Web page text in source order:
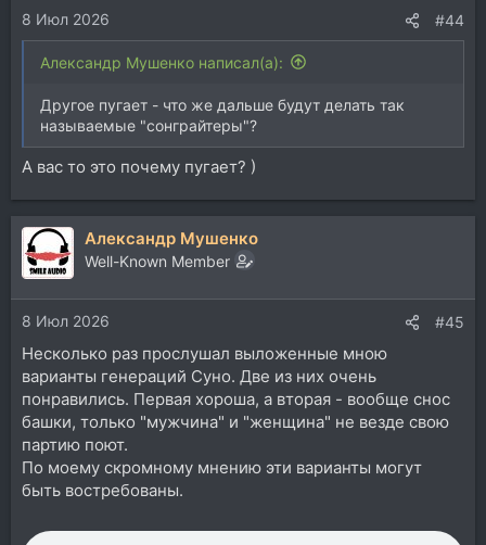
8 Июл 2026 #44
Александр Мушенко написал(а):
Другое пугает - что же дальше будут делать так
называемые "сонграйтеры"?
А вас то это почему пугает? )
Александр Мушенко
Well-Known Member
8 Июл 2026 #45
Несколько раз прослушал выложенные мною
варианты генераций Суно. Две из них очень
понравились. Первая хороша, а вторая - вообще снос
башки, только "мужчина" и "женщина" не везде свою
партию поют.
По моему скромному мнению эти варианты могут
быть востребованы.